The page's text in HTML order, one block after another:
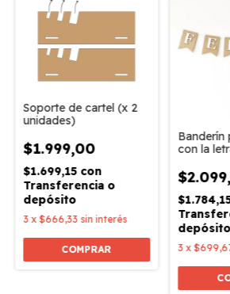
Soporte de cartel (x 2
unidades)
$1.999,00
$1.699,15 con
Transferencia o
depósito
3 x $666,33 sin interés
Banderín
con la
depósito
3 x